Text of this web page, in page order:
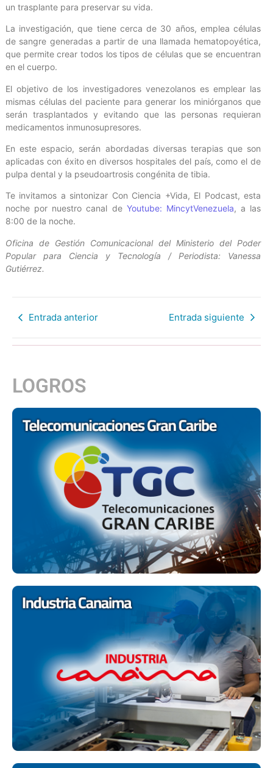
un trasplante para preservar su vida.
La investigación, que tiene cerca de 30 años, emplea células
de sangre generadas a partir de una llamada hematopoyética,
que permite crear todos los tipos de células que se encuentran
en el cuerpo.
El objetivo de los investigadores venezolanos es emplear las
mismas células del paciente para generar los miniórganos que
serán trasplantados y evitando que las personas requieran
medicamentos inmunosupresores.
En este espacio, serán abordadas diversas terapias que son
aplicadas con éxito en diversos hospitales del país, como el de
pulpa dental y la pseudoartrosis congénita de tibia.
Te invitamos a sintonizar Con Ciencia +Vida, El Podcast, esta
noche por nuestro canal de Youtube: MincytVenezuela, a las
8:00 de la noche.
Oficina de Gestión Comunicacional del Ministerio del Poder
Popular para Ciencia y Tecnología / Periodista: Vanessa
Gutiérrez.
Entrada anterior Entrada siguiente
LOGROS